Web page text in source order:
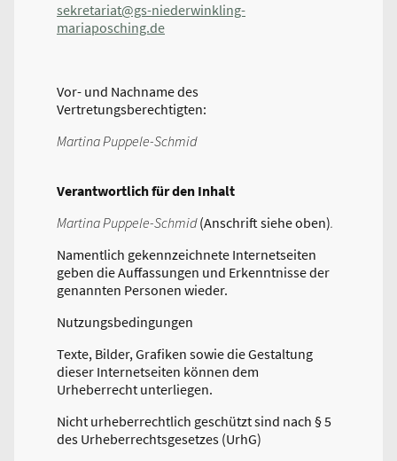
sekretariat@gs-niederwinkling-
mariaposching.de
Vor- und Nachname des
Vertretungsberechtigten:
Martina Puppele-Schmid
Verantwortlich für den Inhalt
Martina Puppele-Schmid(Anschrift siehe oben).
Namentlich gekennzeichnete Internetseiten
geben die Auffassungen und Erkenntnisse der
genannten Personen wieder.
Nutzungsbedingungen
Texte, Bilder, Grafiken sowie die Gestaltung
dieser Internetseiten können dem
Urheberrecht unterliegen.
Nicht urheberrechtlich geschützt sind nach § 5
des Urheberrechtsgesetzes (UrhG)